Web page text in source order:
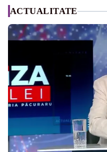
ACTUALITATE